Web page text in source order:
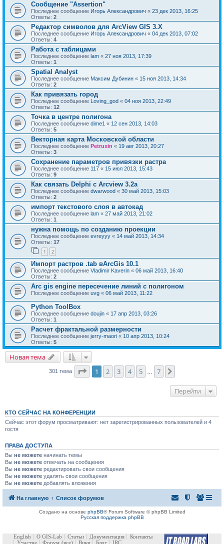
Сообщение "Assertion"
Последнее сообщение Игорь Александрович « 23 дек 2013, 16:25
Ответы: 2
Редактор символов для ArcView GIS 3.X
Последнее сообщение Игорь Александрович « 04 дек 2013, 07:02
Ответы: 4
Работа с таблицами
Последнее сообщение lam « 27 ноя 2013, 17:39
Ответы: 1
Spatial Analyst
Последнее сообщение Максим Дубинин « 15 ноя 2013, 14:34
Ответы: 2
Как привязать город
Последнее сообщение Loving_god « 04 ноя 2013, 22:49
Ответы: 12
Точка в центре полигона
Последнее сообщение dime1 « 12 сен 2013, 14:03
Ответы: 5
Векторная карта Московской области
Последнее сообщение Petruxin « 19 авг 2013, 20:27
Ответы: 3
Сохранение параметров привязки растра
Последнее сообщение 117 « 15 июл 2013, 15:43
Ответы: 9
Как связать Delphi с Arcview 3.2a
Последнее сообщение dwarwood « 30 май 2013, 15:03
Ответы: 2
импорт текстового слоя в автокад
Последнее сообщение lam « 27 май 2013, 21:02
Ответы: 1
нужна помощь по созданию проекции
Последнее сообщение evreyyy « 14 май 2013, 14:34
Ответы: 17
1 2
Импорт растров .tab вArcGis 10.1
Последнее сообщение Vladimir Kaverin « 06 май 2013, 16:40
Ответы: 2
Arc gis engine пересечение линий с полигоном
Последнее сообщение uvg « 06 май 2013, 11:22
Python ToolBox
Последнее сообщение doujin « 17 апр 2013, 03:26
Ответы: 1
Расчет фрактальной размерности
Последнее сообщение jerry-maori « 10 апр 2013, 10:24
Ответы: 5
Новая тема
301 тема Страница1 из
1 2 3 4 5 7
Перейти
КТО СЕЙЧАС НА КОНФЕРЕНЦИИ
Сейчас этот форум просматривают: нет зарегистрированных пользователей и 4
гостя
ПРАВА ДОСТУПА
Вы не можете начинать темы
Вы не можете отвечать на сообщения
Вы не можете редактировать свои сообщения
Вы не можете удалять свои сообщения
Вы не можете добавлять вложения
На главную Список форумов
Создано на основе phpBB® Forum Software © phpBB Limited
Русская поддержка phpBB
English О GIS-Lab Статьи Документация
Контакты
Участие
Форум (все) Вики Блог IRC